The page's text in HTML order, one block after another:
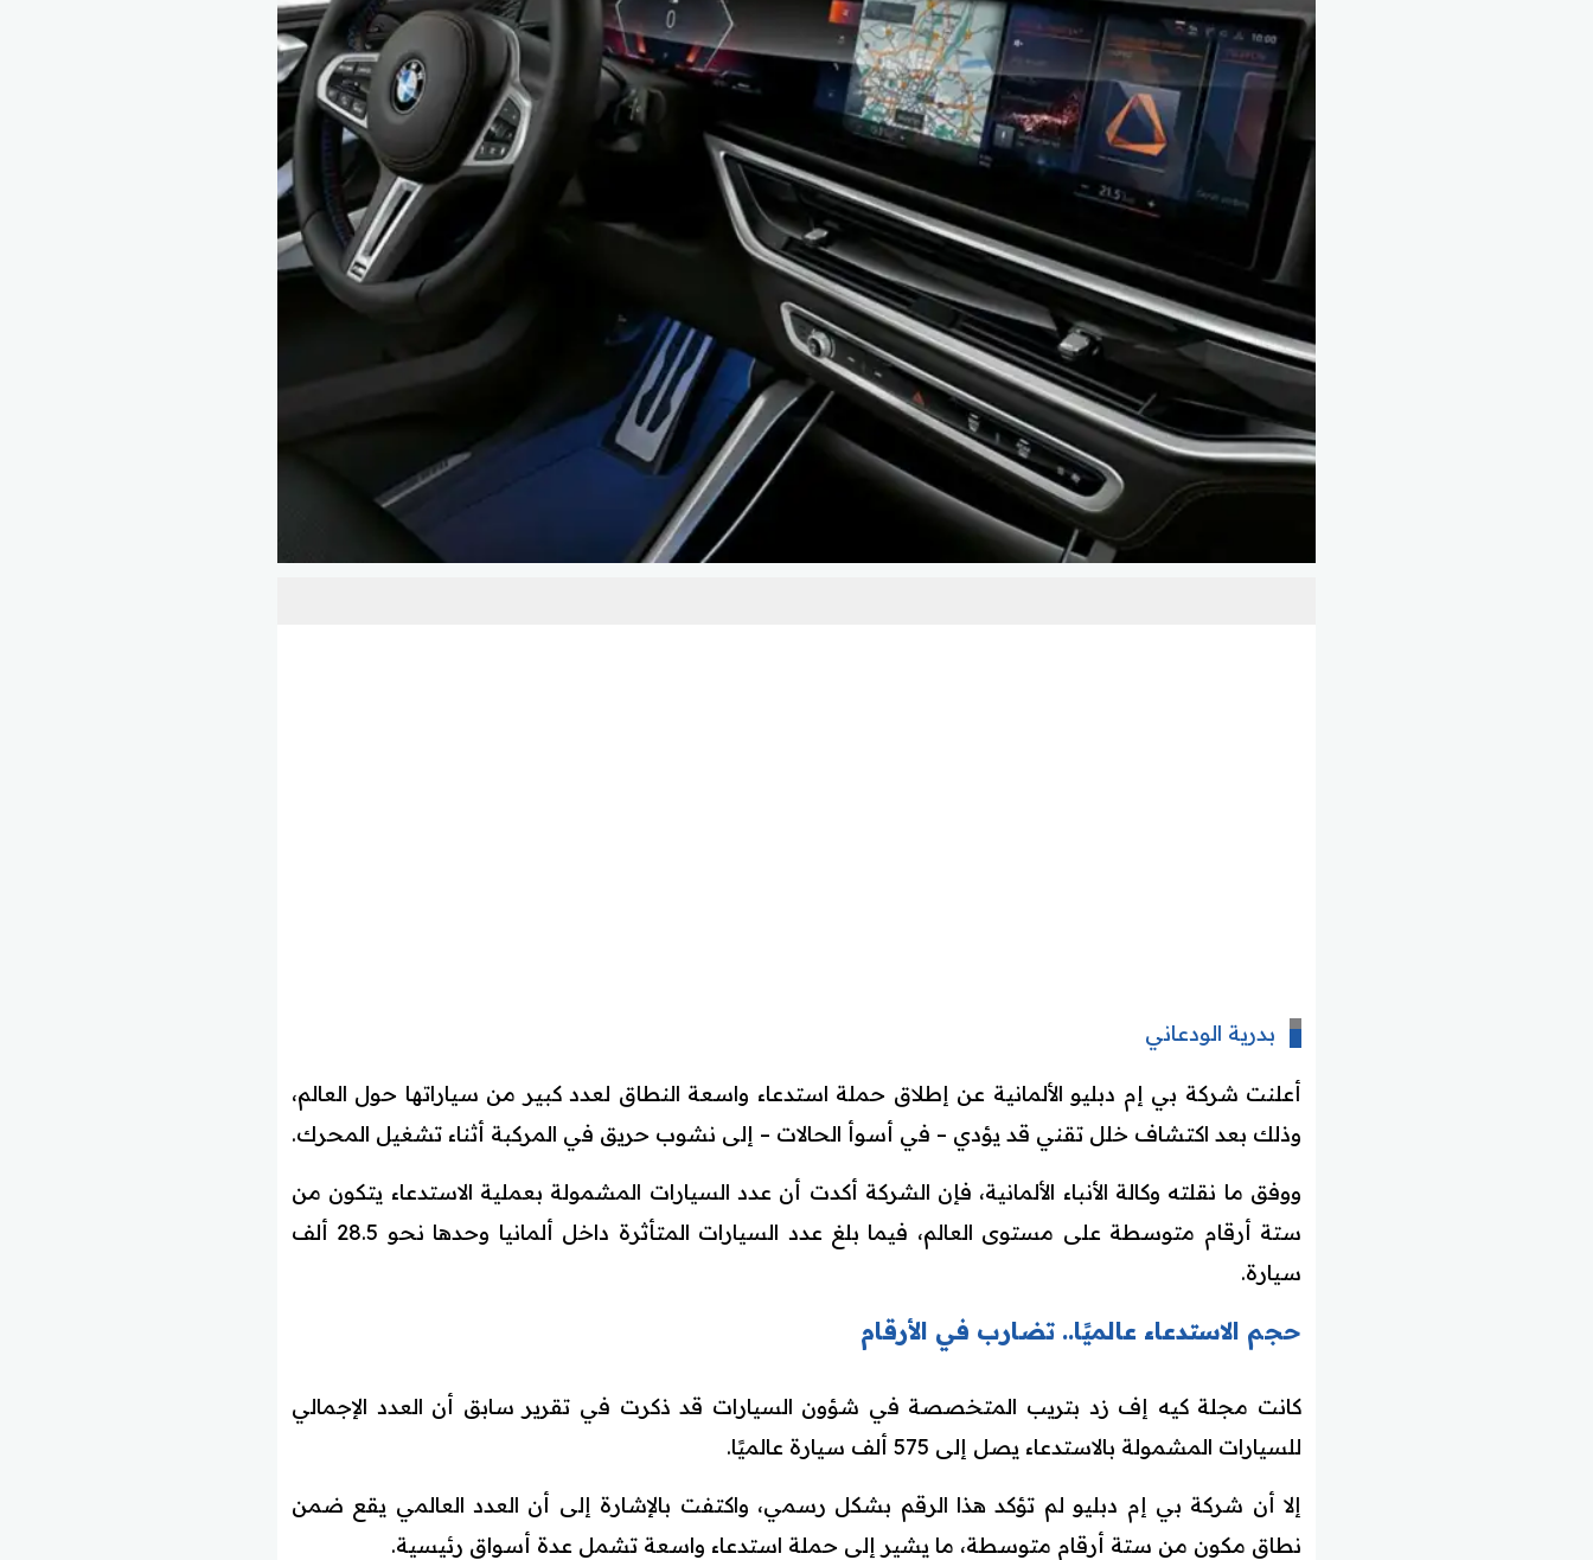
بدرية الودعاني
أعلنت شركة بي إم دبليو الألمانية عن إطلاق حملة استدعاء واسعة النطاق لعدد كبير من سياراتها حول العالم،
وذلك بعد اكتشاف خلل تقني قد يؤدي – في أسوأ الحالات – إلى نشوب حريق في المركبة أثناء تشغيل المحرك.
ووفق ما نقلته وكالة الأنباء الألمانية، فإن الشركة أكدت أن عدد السيارات المشمولة بعملية الاستدعاء يتكون من
ستة أرقام متوسطة على مستوى العالم، فيما بلغ عدد السيارات المتأثرة داخل ألمانيا وحدها نحو 28.5 ألف
سيارة.
حجم الاستدعاء عالميًا.. تضارب في الأرقام
كانت مجلة كيه إف زد بتريب المتخصصة في شؤون السيارات قد ذكرت في تقرير سابق أن العدد الإجمالي
للسيارات المشمولة بالاستدعاء يصل إلى 575 ألف سيارة عالميًا.
إلا أن شركة بي إم دبليو لم تؤكد هذا الرقم بشكل رسمي، واكتفت بالإشارة إلى أن العدد العالمي يقع ضمن
نطاق مكون من ستة أرقام متوسطة، ما يشير إلى حملة استدعاء واسعة تشمل عدة أسواق رئيسية.